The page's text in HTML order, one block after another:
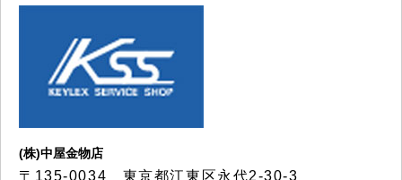
(株)中屋金物店
〒135-0034 東京都江東区永代2-30-3